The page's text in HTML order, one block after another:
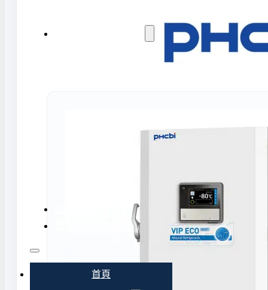
首頁